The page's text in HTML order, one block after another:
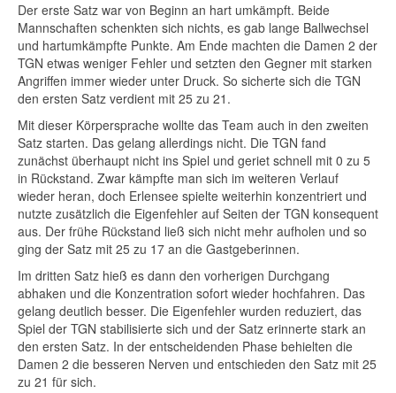
Der erste Satz war von Beginn an hart umkämpft. Beide
Mannschaften schenkten sich nichts, es gab lange Ballwechsel
und hartumkämpfte Punkte. Am Ende machten die Damen 2 der
TGN etwas weniger Fehler und setzten den Gegner mit starken
Angriffen immer wieder unter Druck. So sicherte sich die TGN
den ersten Satz verdient mit 25 zu 21.
Mit dieser Körpersprache wollte das Team auch in den zweiten
Satz starten. Das gelang allerdings nicht. Die TGN fand
zunächst überhaupt nicht ins Spiel und geriet schnell mit 0 zu 5
in Rückstand. Zwar kämpfte man sich im weiteren Verlauf
wieder heran, doch Erlensee spielte weiterhin konzentriert und
nutzte zusätzlich die Eigenfehler auf Seiten der TGN konsequent
aus. Der frühe Rückstand ließ sich nicht mehr aufholen und so
ging der Satz mit 25 zu 17 an die Gastgeberinnen.
Im dritten Satz hieß es dann den vorherigen Durchgang
abhaken und die Konzentration sofort wieder hochfahren. Das
gelang deutlich besser. Die Eigenfehler wurden reduziert, das
Spiel der TGN stabilisierte sich und der Satz erinnerte stark an
den ersten Satz. In der entscheidenden Phase behielten die
Damen 2 die besseren Nerven und entschieden den Satz mit 25
zu 21 für sich.